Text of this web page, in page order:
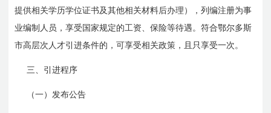
提供相关学历学位证书及其他相关材料后办理），列编注册为事
业编制人员，享受国家规定的工资、保险等待遇。符合鄂尔多斯
市高层次人才引进条件的，可享受相关政策，且只享受一次。
三、引进程序
（一）发布公告